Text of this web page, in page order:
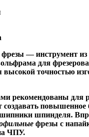
фрезы — инструмент из
для
точностью
рекомендованы для
создавать повышенное
шпинделя.
фрезы с
ЧПУ.